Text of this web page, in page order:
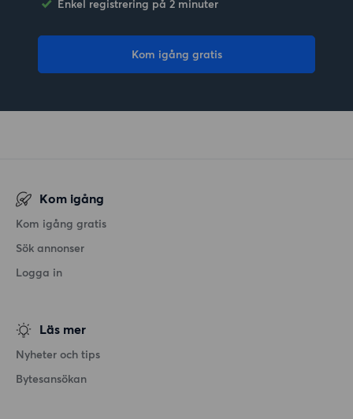
Enkel registrering på 2 minuter
Kom igång gratis
Kom igång
Kom igång gratis
Sök annonser
Logga in
Läs mer
Nyheter och tips
Bytesansökan